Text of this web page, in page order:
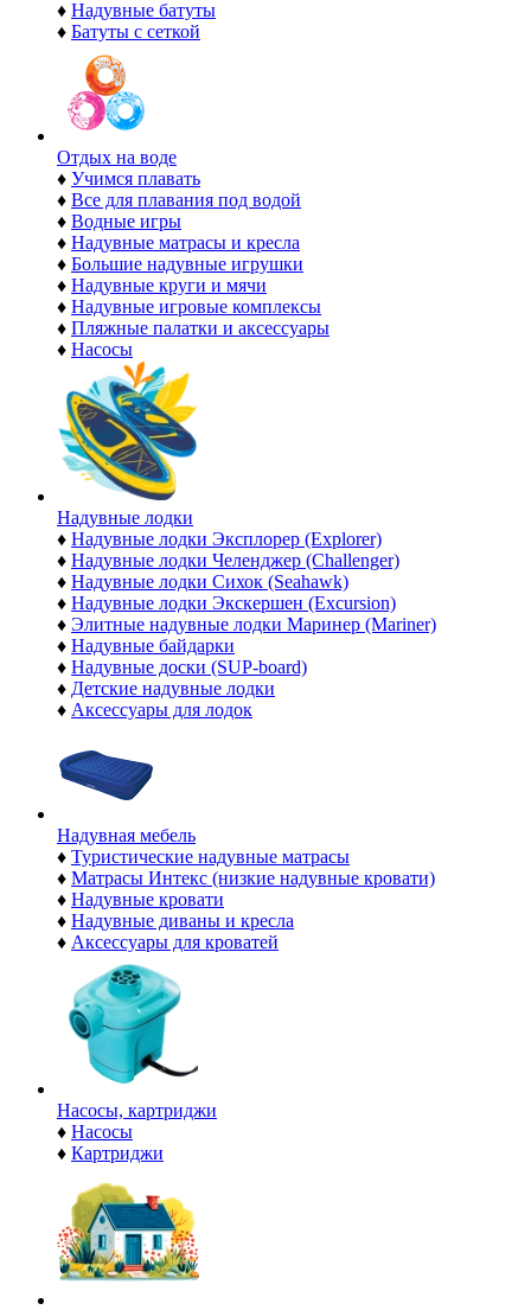
♦ Надувные батуты
♦ Батуты с сеткой
Отдых на воде
♦ Учимся плавать
♦ Все для плавания под водой
♦ Водные игры
♦ Надувные матрасы и кресла
♦ Большие надувные игрушки
♦ Надувные круги и мячи
♦ Надувные игровые комплексы
♦ Пляжные палатки и аксессуары
♦ Насосы
Надувные лодки
♦ Надувные лодки Эксплорер (Explorer)
♦ Надувные лодки Челенджер (Challenger)
♦ Надувные лодки Сихок (Seahawk)
♦ Надувные лодки Экскершен (Excursion)
♦ Элитные надувные лодки Маринер (Mariner)
♦ Надувные байдарки
♦ Надувные доски (SUP-board)
♦ Детские надувные лодки
♦ Аксессуары для лодок
Надувная мебель
♦ Туристические надувные матрасы
♦ Матрасы Интекс (низкие надувные кровати)
♦ Надувные кровати
♦ Надувные диваны и кресла
♦ Аксессуары для кроватей
Насосы, картриджи
♦ Насосы
♦ Картриджи